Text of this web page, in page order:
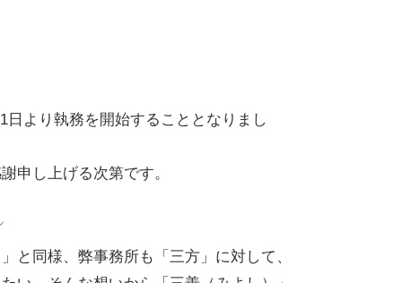
日より執務を開始することとなりまし
申し上げる次第です。
と同様、弊事務所も「三方」に対して、